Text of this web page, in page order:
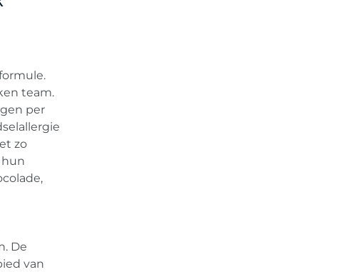
team.
per
zo
hun
De
van